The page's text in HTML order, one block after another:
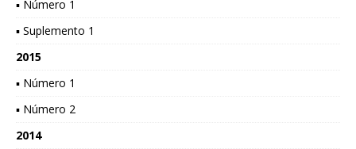
▪ Número 1
▪ Suplemento 1
2015
▪ Número 1
▪ Número 2
2014